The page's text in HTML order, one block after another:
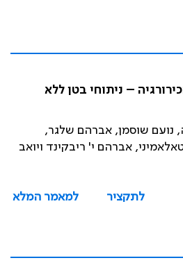
– ניתוחי בטן ללא
נועם שוסמן, אברהם שלגר,
אברהם י' ריבקינד ויואב
לתקציר
למאמר המלא